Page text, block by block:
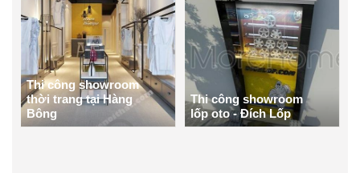
Thi công showroom
thời trang tại Hàng
Bông
Thi công showroom
lốp oto - Đích Lốp